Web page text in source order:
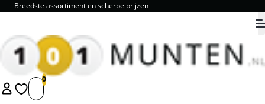
9.8 als review cijfer!
1 2 3 4 5 9.8